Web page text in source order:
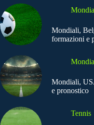
Mondiali,
formazioni e
Mondiali,
e pronostico
Tennis